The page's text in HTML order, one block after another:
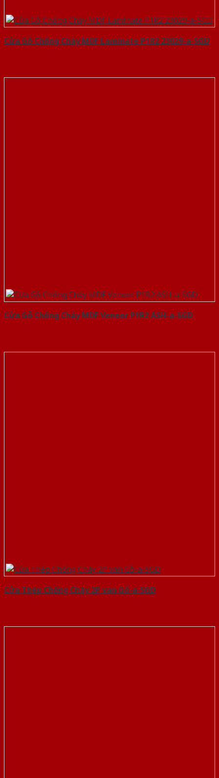
Cửa Gỗ Chống Cháy MDF Laminate P1R2 23029-a-SGD
Cửa Gỗ Chống Cháy MDF Veneer P1R2 ASH-a-SGD
Cửa Thép Chống Cháy 2P van Gỗ-a-SGD